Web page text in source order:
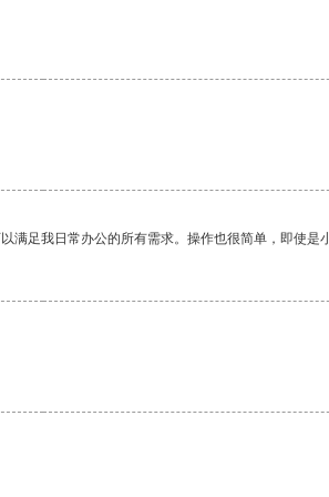
足我日常办公的所有需求。操作也很简单，即使是